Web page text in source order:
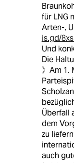
für LNG
Arten-,
is.gd/
Und
Die
》Am 1.
Überfall
dem
zu
auch